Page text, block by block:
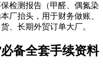
检测报告（甲醛、偶氮染
厂抬头，用于财务做账、
、长期外贸订单大厂。
备全套手续资料